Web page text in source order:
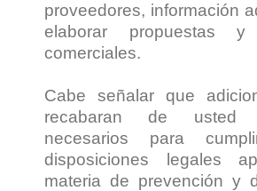
proveedores, información
elaborar propuestas y
comerciales.
Cabe señalar que
recabaran de usted
necesarios para
disposiciones legales
materia de prevención y